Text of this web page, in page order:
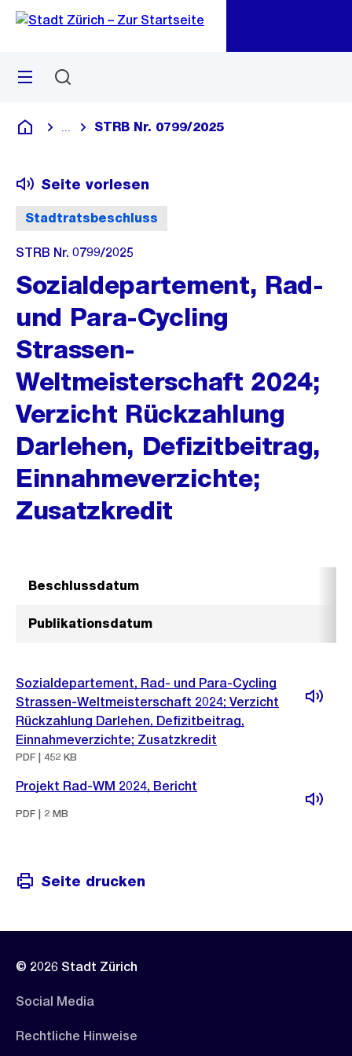
Navigation
Sprunglink
Menü
Deutsch
Blende alle Breadcrumbs ein
STRB Nr. 0799/2025
Stadtratsbeschluss
Seite vorlesen
STRB Nr. 0799/2025
Sozialdepartement, Rad-
und Para-Cycling
Strassen-
Weltmeisterschaft 2024;
Verzicht Rückzahlung
Darlehen, Defizitbeitrag,
Einnahmeverzichte;
Zusatzkredit
Beschlussdatum
Publikationsdatum
Sozialdepartement, Rad- und Para-Cycling
Strassen-Weltmeisterschaft 2024; Verzicht
Rückzahlung Darlehen, Defizitbeitrag,
Einnahmeverzichte; Zusatzkredit
PDF | 452 KB
Projekt Rad-WM 2024, Bericht
PDF | 2 MB
Seite drucken
© 2026 Stadt Zürich
Social Media
Rechtliche Hinweise